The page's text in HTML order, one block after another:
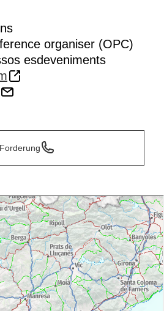
organiser (OPC)
esdeveniments
Forderung